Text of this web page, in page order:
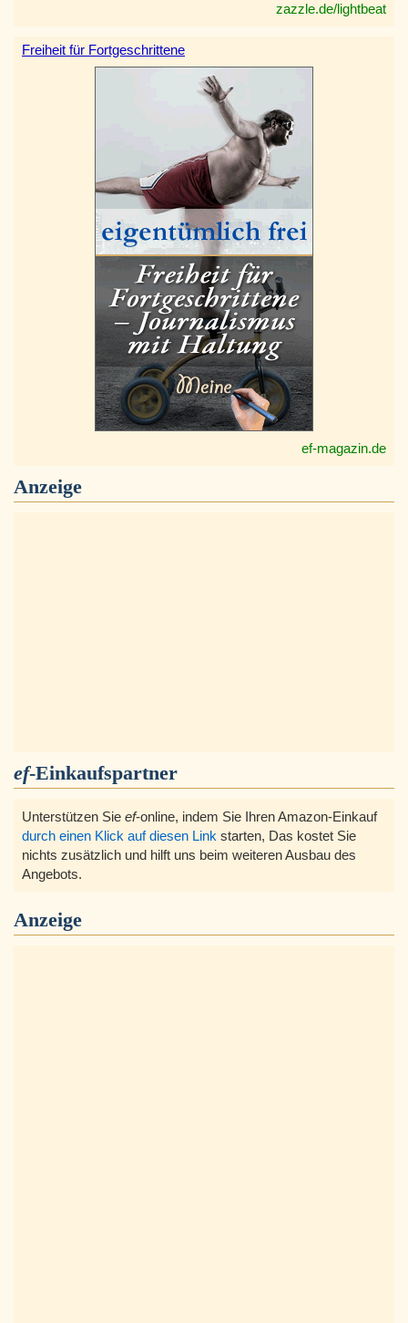
zazzle.de/lightbeat
Freiheit für Fortgeschrittene
ef-magazin.de
Anzeige
ef-Einkaufspartner
Unterstützen Sie ef-online, indem Sie Ihren Amazon-Einkauf
durch einen Klick auf diesen Link starten, Das kostet Sie
nichts zusätzlich und hilft uns beim weiteren Ausbau des
Angebots.
Anzeige